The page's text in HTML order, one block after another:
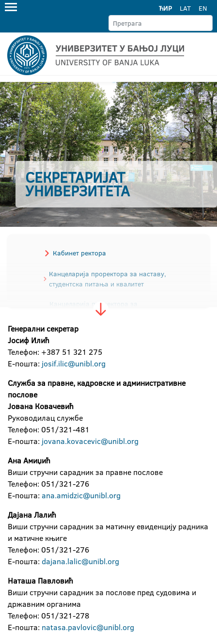
ЋИР LAT EN
СЕКРЕТАРИЈАТ
УНИВЕРЗИТЕТА
Кабинет ректора
Канцеларија проректора за наставу,
студентска питања и квалитет
Канцеларија проректора за
научноистраживачки рад и развој
Канцеларија проректора за међународну и
међууниверзитетску сарадњу
Канцеларија проректора за људске и
Сектор материјално-финансијских послова
Конфуцијев институт
Универзитетски рачунарски центрар (УРЦ)
Центар за развој и подршку истраживању
Центар за подршку студентима са
Студентски културни центар
Генерални секретар
Јосиф Илић
Телефон: +387 51 321 275
Е-пошта: josif.ilic@unibl.org
Служба за правне, кадровске и административне
послове
Јована Ковачевић
Руководилац службе
Телефон: 051/321-481
Е-пошта: jovana.kovacevic@unibl.org
Ана Амиџић
Виши стручни сарадник за правне послове
Телефон: 051/321-276
Е-пошта: ana.amidzic@unibl.org
Дајана Лалић
Виши стручни сарадник за матичну евиденцију радника
и матичне књиге
Телефон: 051/321-276
Е-пошта: dajana.lalic@unibl.org
Наташа Павловић
Виши стручни сарадник за послове пред судовима и
државним органима
Телефон: 051/321-278
Е-пошта: natasa.pavlovic@unibl.org